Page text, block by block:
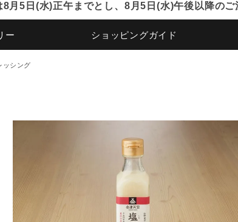
月5日(水)正午までとし、8月5日(水)午後以降の
ー ショッピングガイド
ッシング